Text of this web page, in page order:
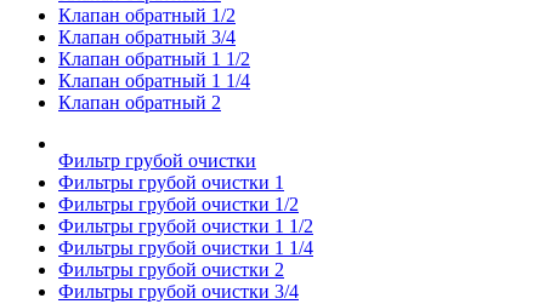
Клапан обратный 1/2
Клапан обратный 3/4
Клапан обратный 1 1/2
Клапан обратный 1 1/4
Клапан обратный 2
Фильтр грубой очистки
Фильтры грубой очистки 1
Фильтры грубой очистки 1/2
Фильтры грубой очистки 1 1/2
Фильтры грубой очистки 1 1/4
Фильтры грубой очистки 2
Фильтры грубой очистки 3/4